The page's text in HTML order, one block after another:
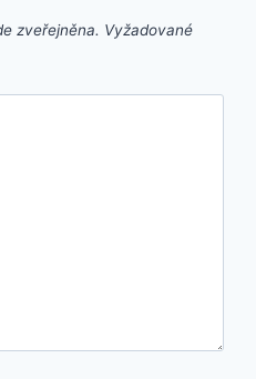
zveřejněna. Vyžadované